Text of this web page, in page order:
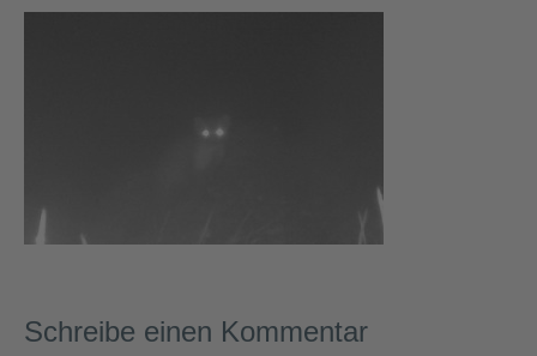
Schreibe einen Kommentar